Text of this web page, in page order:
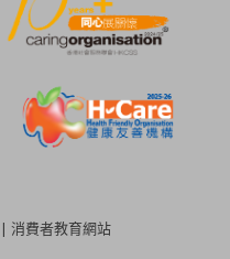
| 消費者教育網站